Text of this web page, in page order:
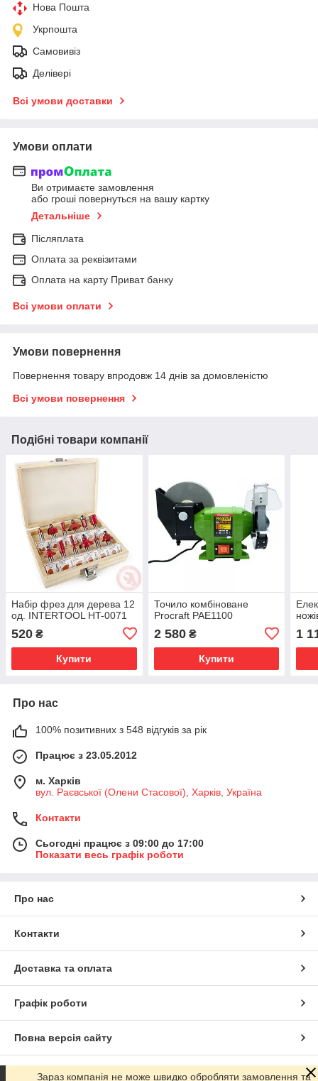
Нова Пошта
Укрпошта
Самовивіз
Делівері
Всі умови доставки
Умови оплати
Ви отримаєте замовлення
або гроші повернуться на вашу картку
Детальніше
Післяплата
Оплата за реквізитами
Оплата на карту Приват банку
Всі умови оплати
Умови повернення
Повернення товару впродовж 14 днів за домовленістю
Всі умови повернення
Подібні товари компанії
Набір фрез для дерева 12
од. INTERTOOL HT-0071
520 ₴
Купити
Точило комбіноване
Procraft PAE1100
2 580₴
Купити
1
Про нас
100% позитивних з 548 відгуків за рік
Працює з 23.05.2012
м. Харків
вул. Раєвської (Олени Стасової), Харків, Україна
Контакти
Сьогодні працює з 09:00 до 17:00
Показати весь графік роботи
Про нас
Контакти
Доставка та оплата
Графік роботи
Повна версія сайту
Сайт створено на маркетплейсі Prom.ua
Зараз компанія не може швидко обробляти замовлення та